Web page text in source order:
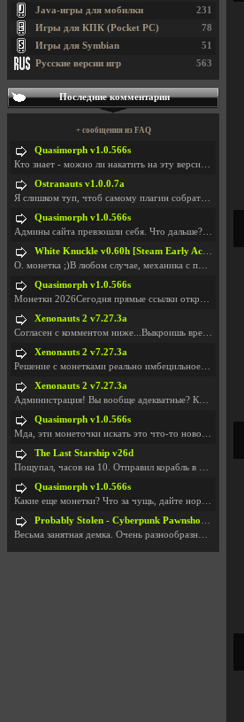
231
Java-игры для мобилки
78
Игры для КПК (Pocket PC)
51
Игры для Symbian
563
Русские версии игр
Последние комментарии
+ сообщения из FAQ
Quasimorph v1.0.566s
Кто знает - можно ли накатить на эту версию моды?
Ostranauts v1.0.0.7a
Я слишком туп, чтоб самому плагин собрать. И что-т
Quasimorph v1.0.566s
Админы сайта превзошли себя. Что дальше? Засунь се
White Knuckle v0.60h [Steam Early Access]
О. монетка ;)В любом случае, механика с поиском мо
Quasimorph v1.0.566s
Монетки 2026Сегодня прямые ссылки открываются посл
Xenonauts 2 v7.27.3a
Согласен с комментом ниже...Выкроишь время чтобы з
Xenonauts 2 v7.27.3a
Решение с монетками реально имбецильное. Как сдела
Xenonauts 2 v7.27.3a
Администрация! Вы вообще адекватные? Какие монетки
Quasimorph v1.0.566s
Мда, эти монеточки искать это что-то новое в сфере
The Last Starship v26d
Пощупал, часов на 10. Отправил корабль в другую Га
Quasimorph v1.0.566s
Какие еще монетки? Что за чущь, дайте нормально ск
Probably Stolen - Cyberpunk Pawnshop Simulator v048c [Playtest]
Весьма занятная демка. Очень разнообразные механик